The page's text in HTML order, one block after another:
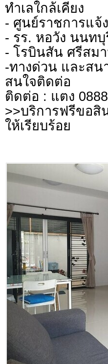
ทำเลใกล้เคียง
- ศูนย์ราชการแจ้
- รร. หอวัง นนทบุ
- โรบินสัน ศรีสม
-ทางด่วน และสน
สนใจติดต่อ
ติดต่อ : แตง
>>บริการฟรีขอ
ให้เรียบร้อย